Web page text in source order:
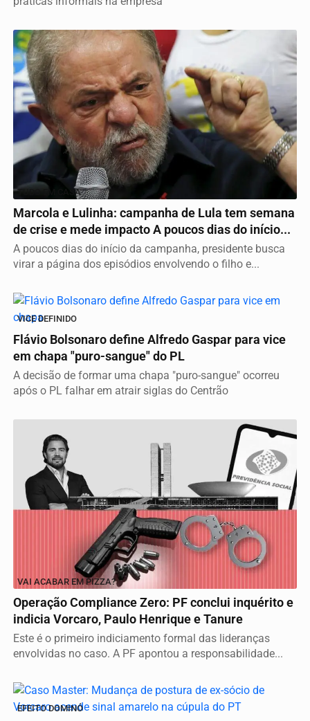
TUDO EM CASA
Marcola e Lulinha: campanha de Lula tem semana
de crise e mede impacto A poucos dias do início...
A poucos dias do início da campanha, presidente busca
virar a página dos episódios envolvendo o filho e...
VICE DEFINIDO
Flávio Bolsonaro define Alfredo Gaspar para vice
em chapa "puro-sangue" do PL
A decisão de formar uma chapa "puro-sangue" ocorreu
após o PL falhar em atrair siglas do Centrão
VAI ACABAR EM PIZZA?
Operação Compliance Zero: PF conclui inquérito e
indicia Vorcaro, Paulo Henrique e Tanure
Este é o primeiro indiciamento formal das lideranças
envolvidas no caso. A PF apontou a responsabilidade...
EFEITO DOMINÓ